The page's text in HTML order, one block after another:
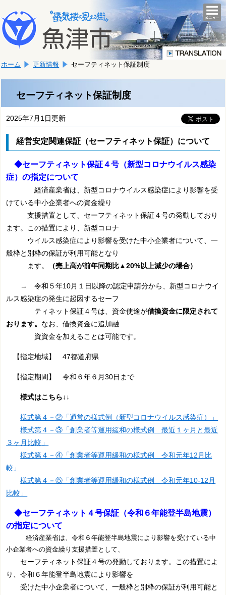
文
へ
移
ま
す。
こ
か
文
ホーム 更新情報 セーフティネット保証制度
セーフティネット保証制度
2025年7月1日更新
経営安定関連保証（セーフティネット保証）について
◆セーフティネット保証４号（新型コロナウイルス感染
症）の指定について
経済産業省は、新型コロナウイルス感染症により影響を受
けている中小企業者への資金繰り
支援措置として、 セーフティネット保証４号の発動しており
ます。この措置により、新型コロナ
ウイルス感染症により影響を受けた中小企業者について、一
般枠と別枠の保証が利用可能となり
ます。
（売上高が前年同期比▲20%以上減少の場合）
→ 令和５年10月１日以降の認定申請分から、新型コロナウイ
ルス感染症の発生に起因するセーフ
ティネット保証４号は、資金使途が借換資金に限定されて
おります。 なお、借換資金に追加融
資資金を加えることは可能です。
【指定地域】 47都道府県
【指定期間】 令和６年６月30日まで
様式はこちら↓↓
様式第４－②「通常の様式例（新型コロナウイルス感染症）」
様式第４－③「創業者等運用緩和の様式例 最近１ヶ月と最近
３ヶ月比較」
様式第４－④「創業者等運用緩和の様式例 令和元年12月比
較」
様式第４－⑤「創業者等運用緩和の様式例 令和元年10-12月
比較」
◆セーフティネット４号保証（令和６年能登半島地震）
の指定について
経済産業省は、令和６年能登半島地震により影響を受けている中
小企業者への資金繰り支援措置として、
セーフティネット保証４号の発動しております。この措置によ
り、令和６年能登半島地震により影響を
受けた中小企業者について、一般枠と別枠の保証が利用可能と